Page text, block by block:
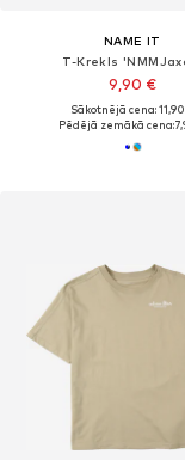
NAME IT
T-Krekls
9,90 €
Sākotnējā cena:
Pēdējā zemākā cena: